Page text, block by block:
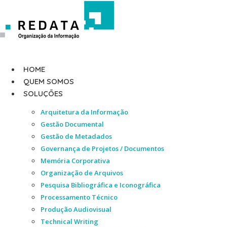
o
conteúdo
HOME
QUEM SOMOS
SOLUÇÕES
Arquitetura da Informação
Gestão Documental
Gestão de Metadados
Governança de Projetos / Documentos
Memória Corporativa
Organização de Arquivos
Pesquisa Bibliográfica e Iconográfica
Processamento Técnico
Produção Audiovisual
Technical Writing